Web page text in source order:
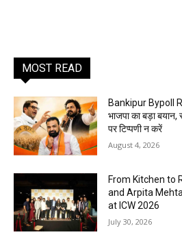
MOST READ
Bankipur Bypoll
भाजपा का बड़ा
पर टिप्पणी न करें
August 4, 2026
From Kitchen to
and Arpita
at ICW 2026
July 30, 2026